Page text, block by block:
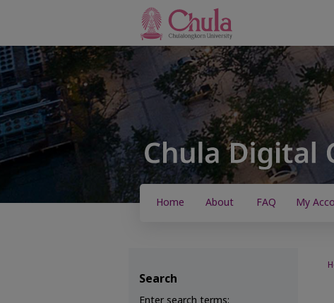
Home About FAQ My
Search